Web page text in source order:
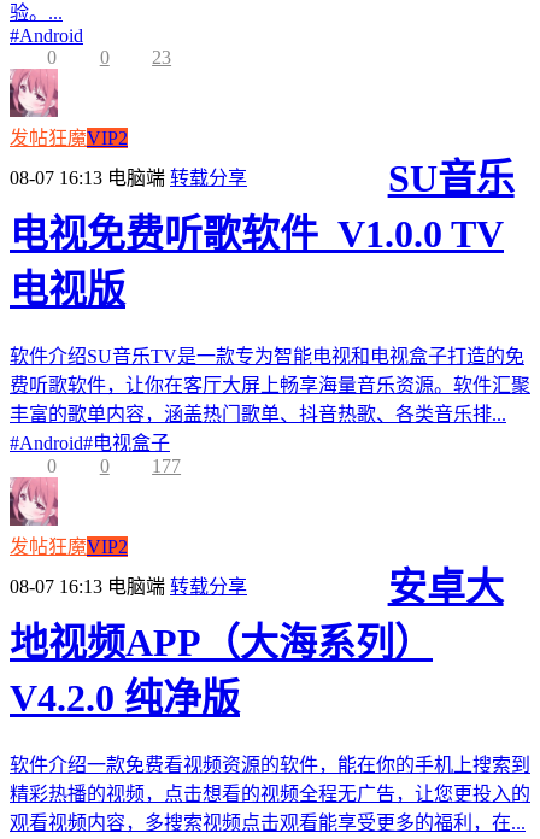
验。...
#Android
0
0 23
发帖狂魔VIP2
08-07 16:13 电脑端 转载分享
SU音乐
电视免费听歌软件_V1.0.0 TV
电视版
软件介绍SU音乐TV是一款专为智能电视和电视盒子打造的免
费听歌软件，让你在客厅大屏上畅享海量音乐资源。软件汇聚
丰富的歌单内容，涵盖热门歌单、抖音热歌、各类音乐排...
#Android#电视盒子
0
0 177
发帖狂魔VIP2
08-07 16:13 电脑端 转载分享
安卓大
地视频APP（大海系列）
V4.2.0 纯净版
软件介绍一款免费看视频资源的软件，能在你的手机上搜索到
精彩热播的视频，点击想看的视频全程无广告，让您更投入的
观看视频内容，多搜索视频点击观看能享受更多的福利，在...